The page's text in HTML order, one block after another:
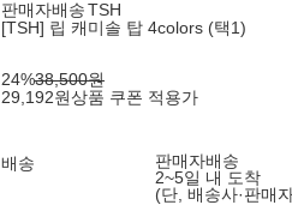
판매자배송TSH
[TSH] 립 캐미솔 탑 4colors (택1)
24%38,500원
29,192원상품 쿠폰 적용가
배송
판매자배송
2~5일 내 도착
(단, 배송사·판매